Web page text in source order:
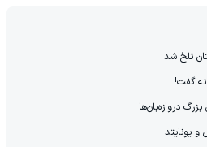
تلخ شد
نه گفت!
دروازه‌بان‌ها
و یونایتد